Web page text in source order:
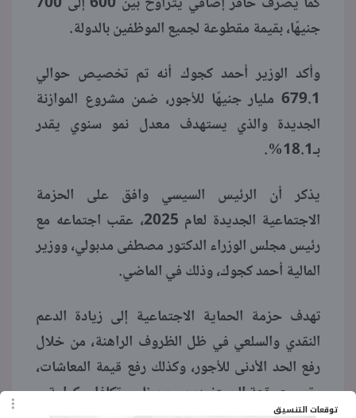
توقعات التنسيق
جنيهًا، بقيمة مقطوعة لجميع الموظفين بالدولة.
وأكد الوزير أحمد كجوك أنه تم تخصيص حوالي
679.1 مليار جنيهًا للأجور، ضمن مشروع الموازنة
الجديدة والذي يستهدف معدل نمو سنوي يقدر
بـ18.1%.
يذكر أن الرئيس السيسي وافق على الحزمة
الاجتماعية الجديدة لعام 2025، عقب اجتماعه مع
رئيس مجلس الوزراء الدكتور مصطفى مدبولي، ووزير
المالية أحمد كجوك، وذلك في الماضي.
تهدف حزمة الحماية الاجتماعية إلى زيادة الدعم
النقدي والسلعي في ظل الظروف الراهنة، من خلال
رفع الحد الأدنى للأجور، وكذلك رفع قيمة المعاشات،
وتوسيع رقعة المستفيدين من برنامج تكافل وكرامة.